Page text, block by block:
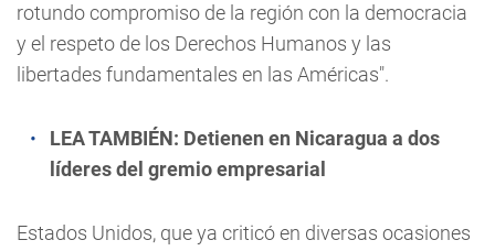
rotundo compromiso de la región con la democracia
y el respeto de los Derechos Humanos y las
libertades fundamentales en las Américas".
LEA TAMBIÉN: Detienen en Nicaragua a dos
líderes del gremio empresarial
Estados Unidos, que ya criticó en diversas ocasiones